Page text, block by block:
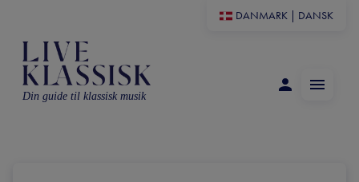
DANMARK DANSK
Din guide til klassisk musik